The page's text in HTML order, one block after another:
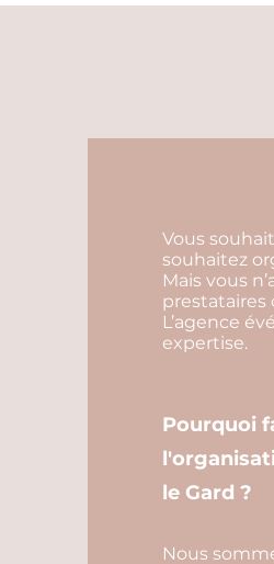
Vous
souhaitez
Mais vous
prestataires
L’agence
expertise.
Pourquoi
le Gard ?
Nous